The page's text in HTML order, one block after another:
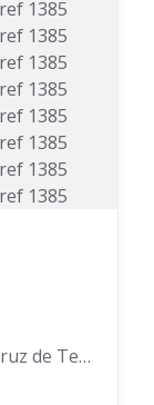
Garachico, provincia de Santa Cruz de Tenerife, provincia de Santa Cruz de Tenerife, España